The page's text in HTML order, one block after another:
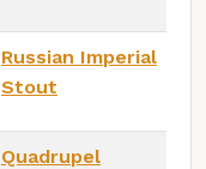
Russian Imperial
Stout
Quadrupel